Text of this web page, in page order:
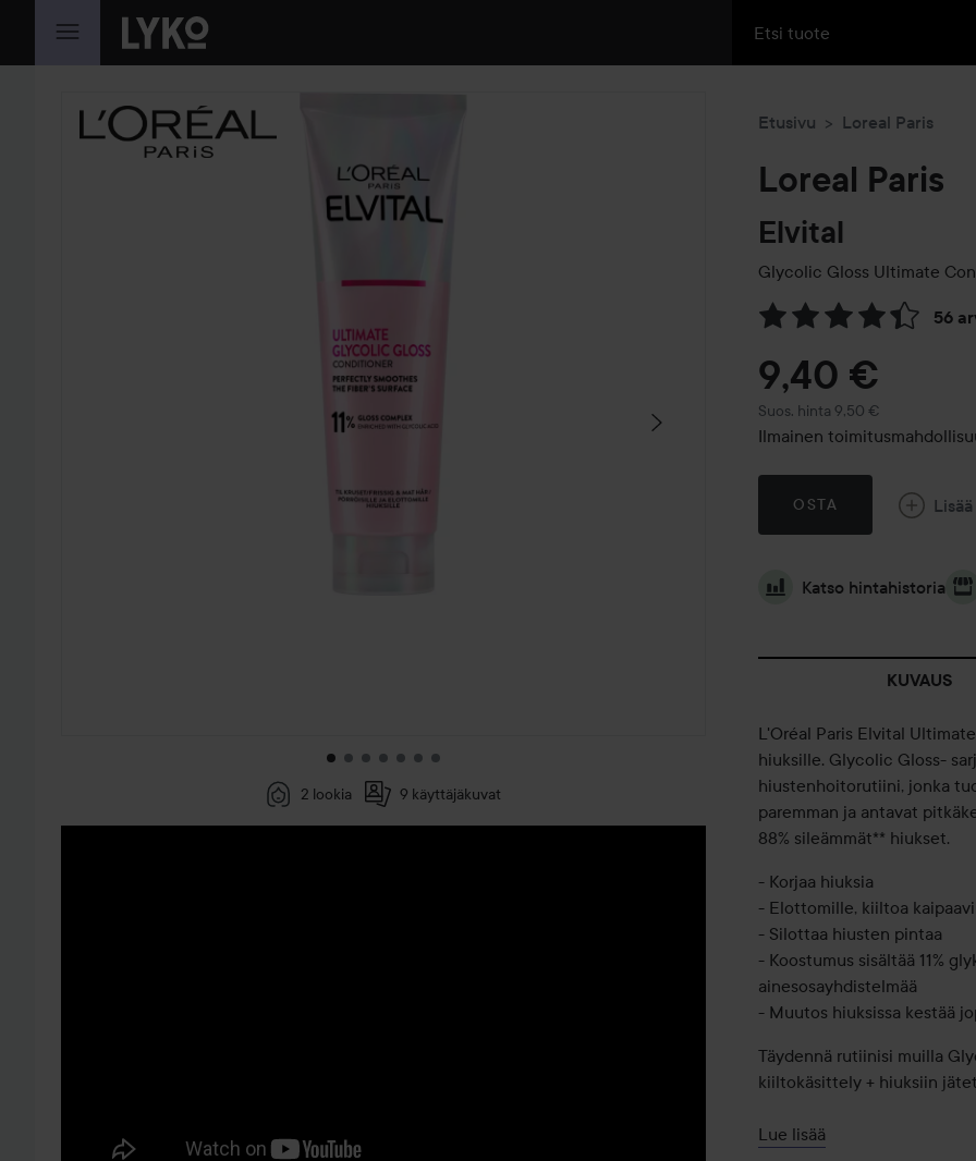
SIIRTYÄ JHK SISÄLTÖÖN
OHITA OSIO
2 lookia 9 käyttäjäkuvat
Etusivu Loreal Paris
Loreal Paris
Elvital
Glycolic Gloss Ultimate
56
Siirtyä jhk Arvosana &
9,40 €
Suos. hinta 9,50 €
Suositeltu hinta 9,50 €
Ilmainen
OSTA Lisää
Katso hintahistoria
KUVAUS
L'Oréal Paris Elvital
hiuksille. Glycolic Gloss-
hiustenhoitorutiini, jonka
paremman ja antavat
88% sileämmät** hiukset.
- Korjaa hiuksia
- Elottomille, kiiltoa
- Silottaa hiusten pintaa
- Koostumus sisältää 11%
ainesosayhdistelmää
- Muutos hiuksissa kestää
Täydennä rutiinisi muilla
kiiltokäsittely + hiuksiin
*Mittaustulos shampoon +
hoitoaineen + 5 minuutin
Lue lisää